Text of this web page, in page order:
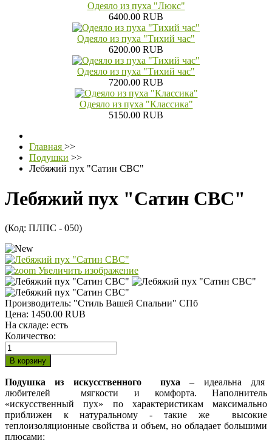
Одеяло из пуха "Люкс"
6400.00 RUB
Одеяло из пуха "Тихий час"
6200.00 RUB
Одеяло из пуха "Тихий час"
7200.00 RUB
Одеяло из пуха "Классика"
5150.00 RUB
Главная >>
Подушки >>
Лебяжий пух "Сатин СВС"
Лебяжий пух "Сатин СВС"
(Код: ПЛПС - 050)
Увеличить изображение
Производитель: "Стиль Вашей Спальни" СПб
Цена: 1450.00 RUB
На складе: есть
Количество:
Подушка из искусственного пуха – идеальна для
любителей мягкости и комфорта. Наполнитель
«искусственный пух» по характеристикам максимально
приближен к натуральному - такие же высокие
теплоизоляционные свойства и объем, но обладает большими
плюсами: